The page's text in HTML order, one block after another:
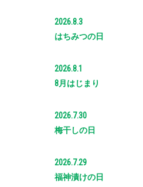
2026.8.3
はちみつの日
2026.8.1
8月はじまり
2026.7.30
梅干しの日
2026.7.29
福神漬けの日